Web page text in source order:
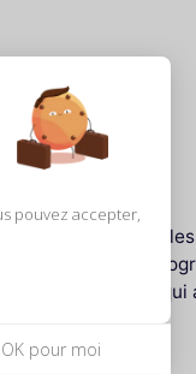
pouvez accepter,
OK pour moi
pour explorer
par la
et permanentes